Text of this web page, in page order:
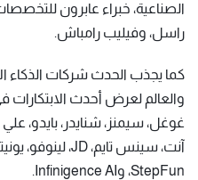
الصناعية، خبراء عابرون
راسل، وفيليب رامباش.
كما يجذب الحدث شركات الذكاء
والعالم لعرض أحدث الابتكارات
غوغل، سيمنز، شنايدر، بايدو،
StepFun، وInfinigence AI.